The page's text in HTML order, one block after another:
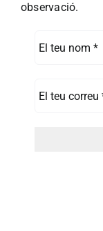
observació.